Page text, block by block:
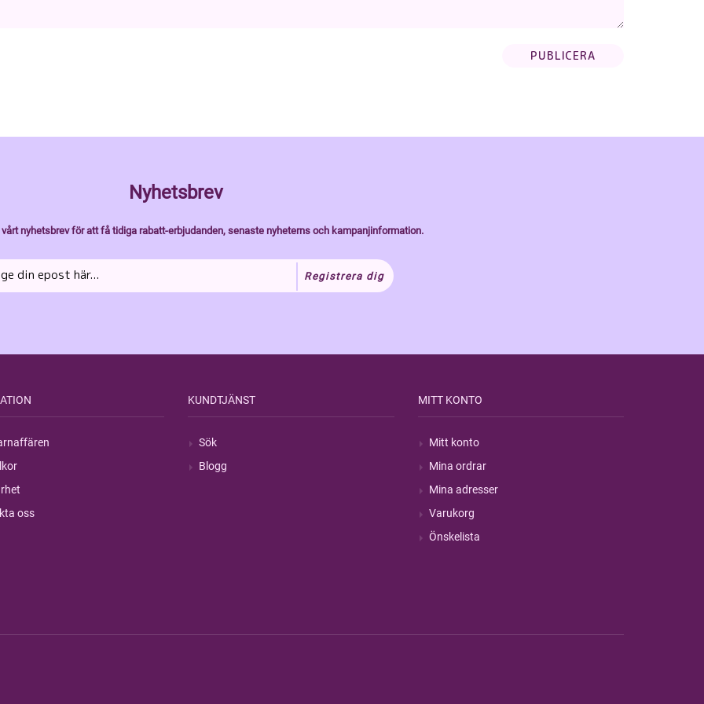
Nyhetsbrev
nyhetsbrev för att få tidiga rabatt-erbjudanden, senaste nyheterns och kampanjinformation.
Registrera dig
oss
KUNDTJÄNST
Sök
Blogg
MITT KONTO
Mitt konto
Mina ordrar
Mina adresser
Varukorg
Önskelista